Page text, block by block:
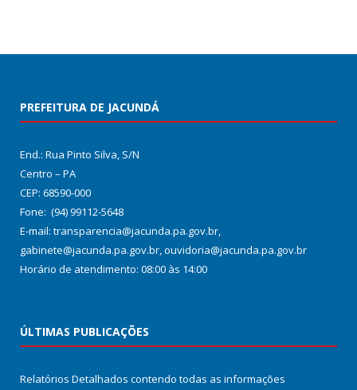
PREFEITURA DE JACUNDÁ
End.: Rua Pinto Silva, S/N
Centro – PA
CEP: 68590-000
Fone: (94) 99112-5648
E-mail: transparencia@jacunda.pa.gov.br,
gabinete@jacunda.pa.gov.br, ouvidoria@jacunda.pa.gov.br
Horário de atendimento: 08:00 às 14:00
ÚLTIMAS PUBLICAÇÕES
Relatórios Detalhados contendo todas as informações